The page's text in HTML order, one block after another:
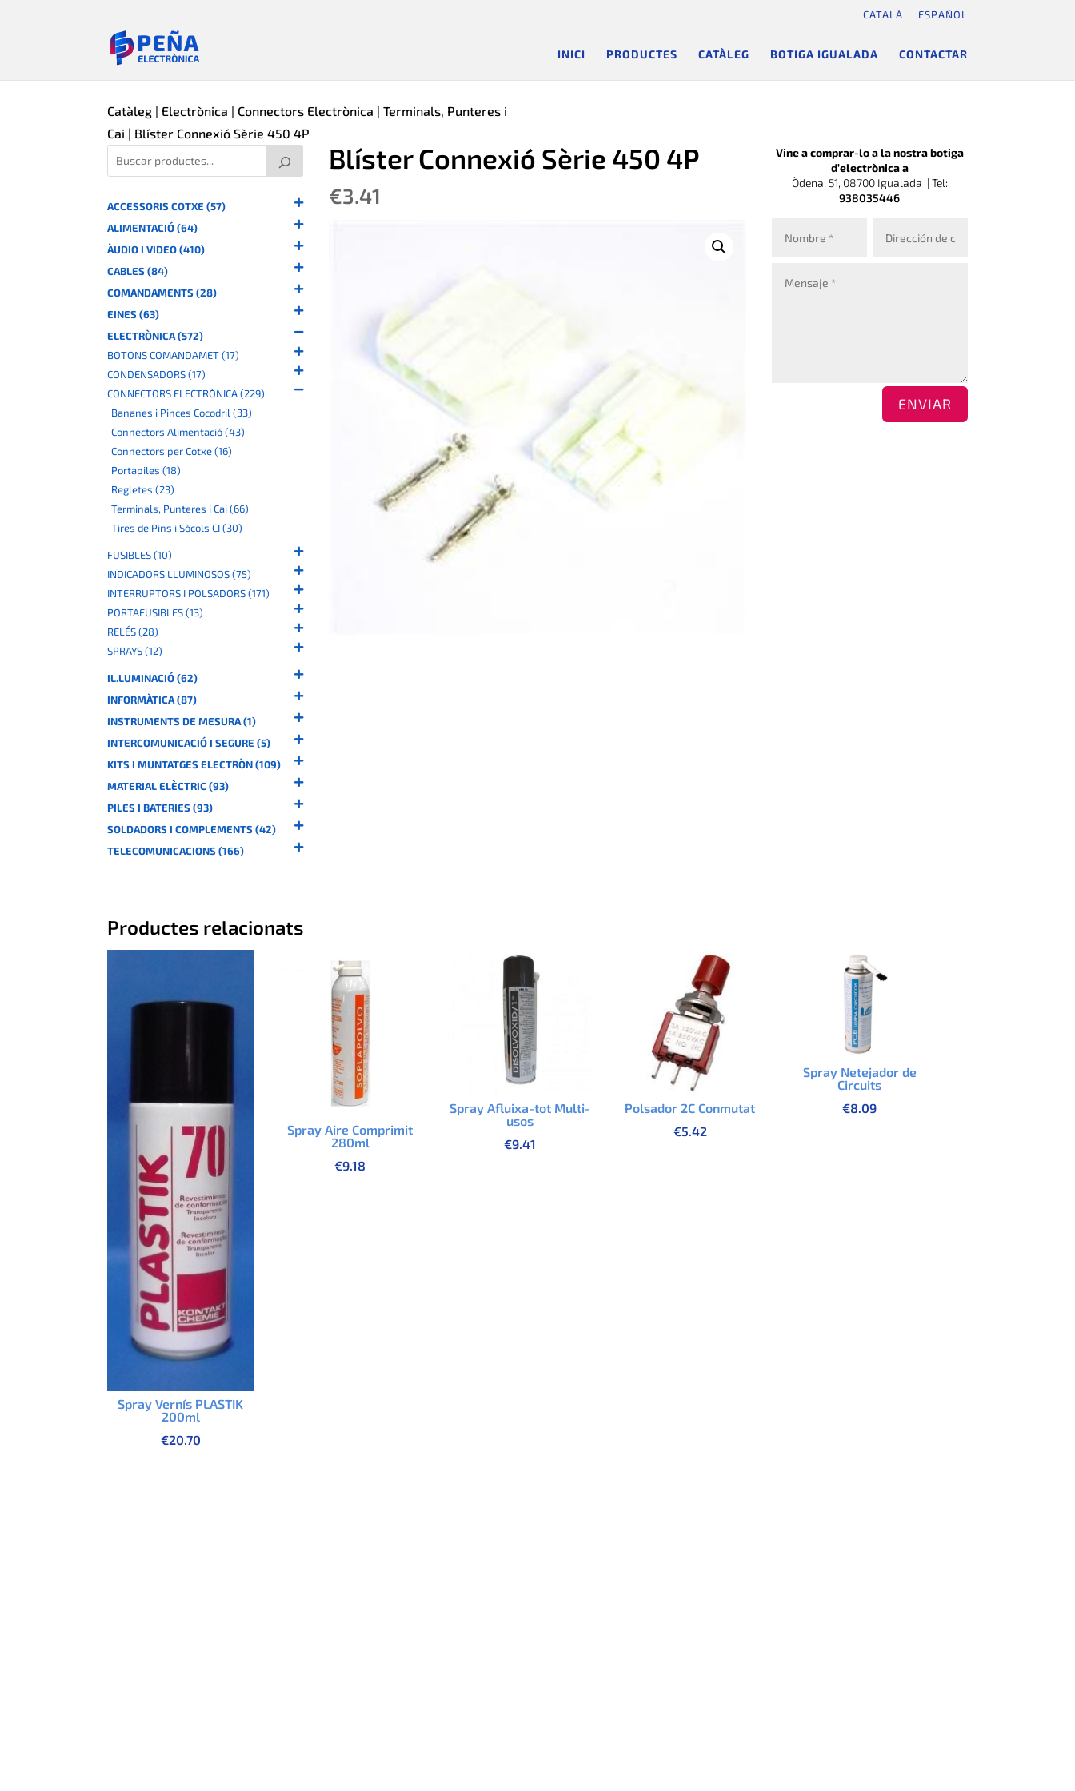
CATALÀ ESPAÑOL
INICI PRODUCTES CATÀLEG BOTIGA IGUALADA CONTACTAR
Catàleg | Electrònica | Connectors Electrònica |Terminals, Punteres i
Cai | Blíster Connexió Sèrie 450 4P
ACCESSORIS COTXE (57)
ALIMENTACIÓ (64)
ÀUDIO I VIDEO (410)
CABLES (84)
COMANDAMENTS (28)
EINES (63)
ELECTRÒNICA (572)
BOTONS COMANDAMET (17)
CONDENSADORS (17)
CONNECTORS ELECTRÒNICA (229)
Bananes i Pinces Cocodril (33)
Connectors Alimentació (43)
Connectors per Cotxe (16)
Portapiles (18)
Regletes (23)
Terminals, Punteres i Cai (66)
Tires de Pins i Sòcols CI (30)
FUSIBLES (10)
INDICADORS LLUMINOSOS (75)
INTERRUPTORS I POLSADORS (171)
PORTAFUSIBLES (13)
RELÉS (28)
SPRAYS (12)
IL.LUMINACIÓ (62)
INFORMÀTICA (87)
INSTRUMENTS DE MESURA (1)
INTERCOMUNICACIÓ I SEGURE (5)
KITS I MUNTATGES ELECTRÒN (109)
MATERIAL ELÈCTRIC (93)
PILES I BATERIES (93)
SOLDADORS I COMPLEMENTS (42)
TELECOMUNICACIONS (166)
Blíster Connexió Sèrie 450 4P
€3.41
Vine a comprar-lo a la nostra botiga
d’electrònica a
Òdena, 51, 08700 Igualada | Tel:
938035446
ENVIAR
Productes relacionats
Spray Vernís PLASTIK
200ml
€20.70
Spray Aire Comprimit
280ml
€9.18
Spray Afluixa-tot Multi-
usos
€9.41
Polsador 2C Conmutat
€5.42
Spray Netejador de
Circuits
€8.09